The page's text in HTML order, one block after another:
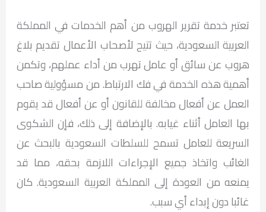
تعتبر خدمة تقرير الهروب من أهم الخدمات في المملكة
العربية السعودية، حيث تتيح لأصحاب الأعمال تقديم بلاغ
هروب عن سائق أو عامل تهرب من أداء عملهم، وتكمن
أهمية هذه الخدمة في فك الارتباط. من مسؤولية صاحب
العمل عن أفعال مخالفة للقانون أو عن أفعال قد يقوم
بها العامل أثناء غيابه. بالإضافة إلى ذلك، فإن الشكوى
السريعة للعامل تسمح للسلطات السعودية بالبحث عن
الغائب واتخاذ جميع الإجراءات اللازمة بحقه، مما قد
يمنعه من العودة إلى المملكة العربية السعودية. كان
غائبا دون إبداء أي سبب.